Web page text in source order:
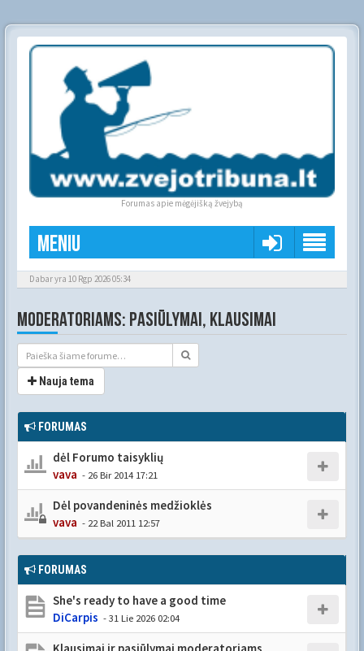
Forumas apie mėgėjišką žvejybą
Meniu
Dabar yra 10 Rgp 2026 05:34
MODERATORIAMS: PASIŪLYMAI, KLAUSIMAI
Nauja tema
FORUMAS
dėl Forumo taisyklių
vava - 26 Bir 2014 17:21
Dėl povandeninės medžioklės
vava - 22 Bal 2011 12:57
FORUMAS
She's ready to have a good time
DiCarpis - 31 Lie 2026 02:04